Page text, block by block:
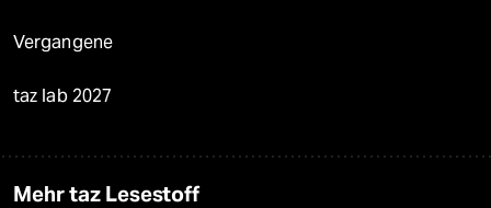
Vergangene
taz lab 2027
Mehr taz Lesestoff